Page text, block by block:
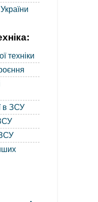
техніки
в ЗСУ